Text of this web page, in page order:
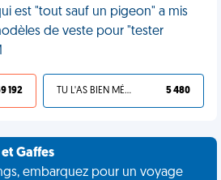
est "tout sauf un pigeon" a mis
de veste pour "tester
192 TU L'AS BIEN MÉRITÉ 5 480
et Gaffes
embarquez pour un voyage